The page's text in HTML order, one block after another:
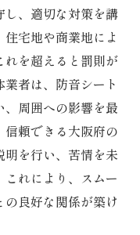
し、適切な対策を講
宅地や商業地によ
れを超えると罰則が
者は、防音シート
周囲への影響を最
頼できる大阪府の
を行い、苦情を未
れにより、スムー
良好な関係が築け